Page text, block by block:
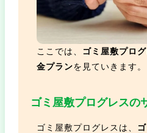
ここでは、
ゴミ屋敷プロ
金プランを見ていきます。
ゴミ屋敷プログレスの
ゴミ屋敷プログレスは、